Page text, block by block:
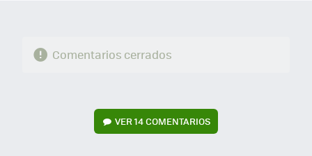
Comentarios cerrados
VER14 COMENTARIOS